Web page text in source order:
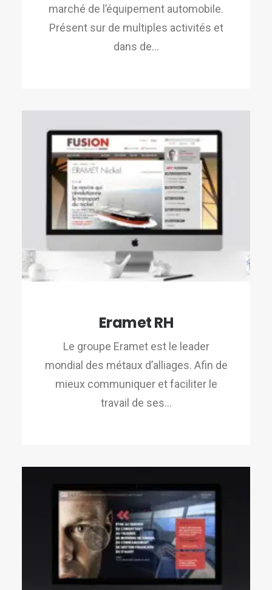
marché de l’équipement automobile.
Présent sur de multiples activités et
dans de…
Eramet RH
Le groupe Eramet est le leader
mondial des métaux d’alliages. Afin de
mieux communiquer et faciliter le
travail de ses…